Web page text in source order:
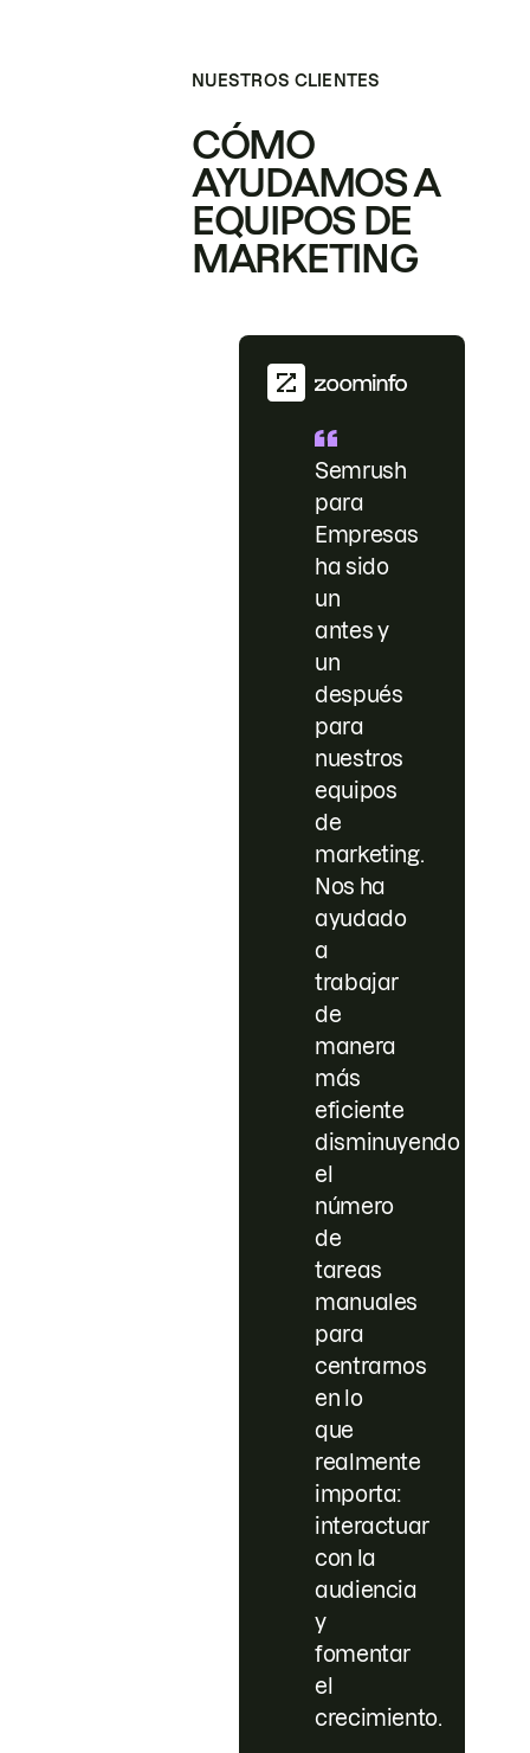
NUESTROS CLIENTES
CÓMO
AYUDAMOS A
EQUIPOS DE
MARKETING
Semrush
para
Empresas
ha sido
un
antes y
un
después
para
nuestros
equipos
de
marketing.
Nos ha
ayudado
a
trabajar
de
manera
más
eficiente
disminuyendo
el
número
de
tareas
manuales
para
centrarnos
en lo
que
realmente
importa:
interactuar
con la
audiencia
y
fomentar
el
crecimiento.